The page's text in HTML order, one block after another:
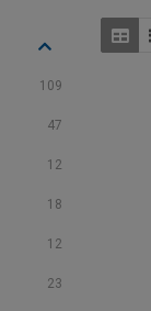
109
47
12
18
12
23